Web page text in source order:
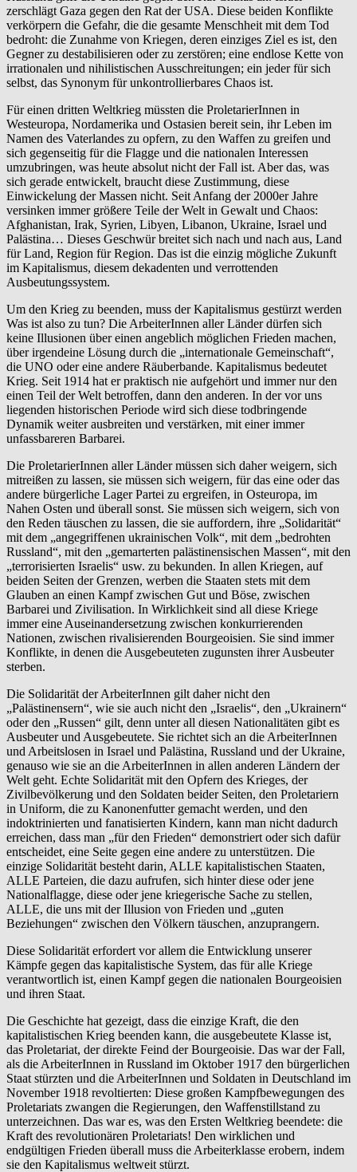
zerschlägt Gaza gegen den Rat der USA. Diese beiden Konflikte
verkörpern die Gefahr, die die gesamte Menschheit mit dem Tod
bedroht: die Zunahme von Kriegen, deren einziges Ziel es ist, den
Gegner zu destabilisieren oder zu zerstören; eine endlose Kette von
irrationalen und nihilistischen Ausschreitungen; ein jeder für sich
selbst, das Synonym für unkontrollierbares Chaos ist.
Für einen dritten Weltkrieg müssten die ProletarierInnen in
Westeuropa, Nordamerika und Ostasien bereit sein, ihr Leben im
Namen des Vaterlandes zu opfern, zu den Waffen zu greifen und
sich gegenseitig für die Flagge und die nationalen Interessen
umzubringen, was heute absolut nicht der Fall ist. Aber das, was
sich gerade entwickelt, braucht diese Zustimmung, diese
Einwickelung der Massen nicht. Seit Anfang der 2000er Jahre
versinken immer größere Teile der Welt in Gewalt und Chaos:
Afghanistan, Irak, Syrien, Libyen, Libanon, Ukraine, Israel und
Palästina… Dieses Geschwür breitet sich nach und nach aus, Land
für Land, Region für Region. Das ist die einzig mögliche Zukunft
im Kapitalismus, diesem dekadenten und verrottenden
Ausbeutungssystem.
Um den Krieg zu beenden, muss der Kapitalismus gestürzt werden
Was ist also zu tun? Die ArbeiterInnen aller Länder dürfen sich
keine Illusionen über einen angeblich möglichen Frieden machen,
über irgendeine Lösung durch die „internationale Gemeinschaft“,
die UNO oder eine andere Räuberbande. Kapitalismus bedeutet
Krieg. Seit 1914 hat er praktisch nie aufgehört und immer nur den
einen Teil der Welt betroffen, dann den anderen. In der vor uns
liegenden historischen Periode wird sich diese todbringende
Dynamik weiter ausbreiten und verstärken, mit einer immer
unfassbareren Barbarei.
Die ProletarierInnen aller Länder müssen sich daher weigern, sich
mitreißen zu lassen, sie müssen sich weigern, für das eine oder das
andere bürgerliche Lager Partei zu ergreifen, in Osteuropa, im
Nahen Osten und überall sonst. Sie müssen sich weigern, sich von
den Reden täuschen zu lassen, die sie auffordern, ihre „Solidarität“
mit dem „angegriffenen ukrainischen Volk“, mit dem „bedrohten
Russland“, mit den „gemarterten palästinensischen Massen“, mit den
„terrorisierten Israelis“ usw. zu bekunden. In allen Kriegen, auf
beiden Seiten der Grenzen, werben die Staaten stets mit dem
Glauben an einen Kampf zwischen Gut und Böse, zwischen
Barbarei und Zivilisation. In Wirklichkeit sind all diese Kriege
immer eine Auseinandersetzung zwischen konkurrierenden
Nationen, zwischen rivalisierenden Bourgeoisien. Sie sind immer
Konflikte, in denen die Ausgebeuteten zugunsten ihrer Ausbeuter
sterben.
Die Solidarität der ArbeiterInnen gilt daher nicht den
„Palästinensern“, wie sie auch nicht den „Israelis“, den „Ukrainern“
oder den „Russen“ gilt, denn unter all diesen Nationalitäten gibt es
Ausbeuter und Ausgebeutete. Sie richtet sich an die ArbeiterInnen
und Arbeitslosen in Israel und Palästina, Russland und der Ukraine,
genauso wie sie an die ArbeiterInnen in allen anderen Ländern der
Welt geht. Echte Solidarität mit den Opfern des Krieges, der
Zivilbevölkerung und den Soldaten beider Seiten, den Proletariern
in Uniform, die zu Kanonenfutter gemacht werden, und den
indoktrinierten und fanatisierten Kindern, kann man nicht dadurch
erreichen, dass man „für den Frieden“ demonstriert oder sich dafür
entscheidet, eine Seite gegen eine andere zu unterstützen. Die
einzige Solidarität besteht darin, ALLE kapitalistischen Staaten,
ALLE Parteien, die dazu aufrufen, sich hinter diese oder jene
Nationalflagge, diese oder jene kriegerische Sache zu stellen,
ALLE, die uns mit der Illusion von Frieden und „guten
Beziehungen“ zwischen den Völkern täuschen, anzuprangern.
Diese Solidarität erfordert vor allem die Entwicklung unserer
Kämpfe gegen das kapitalistische System, das für alle Kriege
verantwortlich ist, einen Kampf gegen die nationalen Bourgeoisien
und ihren Staat.
Die Geschichte hat gezeigt, dass die einzige Kraft, die den
kapitalistischen Krieg beenden kann, die ausgebeutete Klasse ist,
das Proletariat, der direkte Feind der Bourgeoisie. Das war der Fall,
als die ArbeiterInnen in Russland im Oktober 1917 den bürgerlichen
Staat stürzten und die ArbeiterInnen und Soldaten in Deutschland im
November 1918 revoltierten: Diese großen Kampfbewegungen des
Proletariats zwangen die Regierungen, den Waffenstillstand zu
unterzeichnen. Das war es, was den Ersten Weltkrieg beendete: die
Kraft des revolutionären Proletariats! Den wirklichen und
endgültigen Frieden überall muss die Arbeiterklasse erobern, indem
sie den Kapitalismus weltweit stürzt.